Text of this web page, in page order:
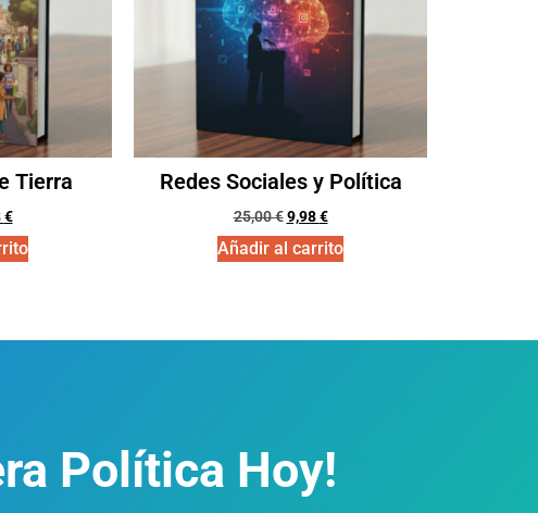
Tierra
€
Redes Sociales y Política
25,00€ 9,98€
Añadir al carrito
Política Hoy!